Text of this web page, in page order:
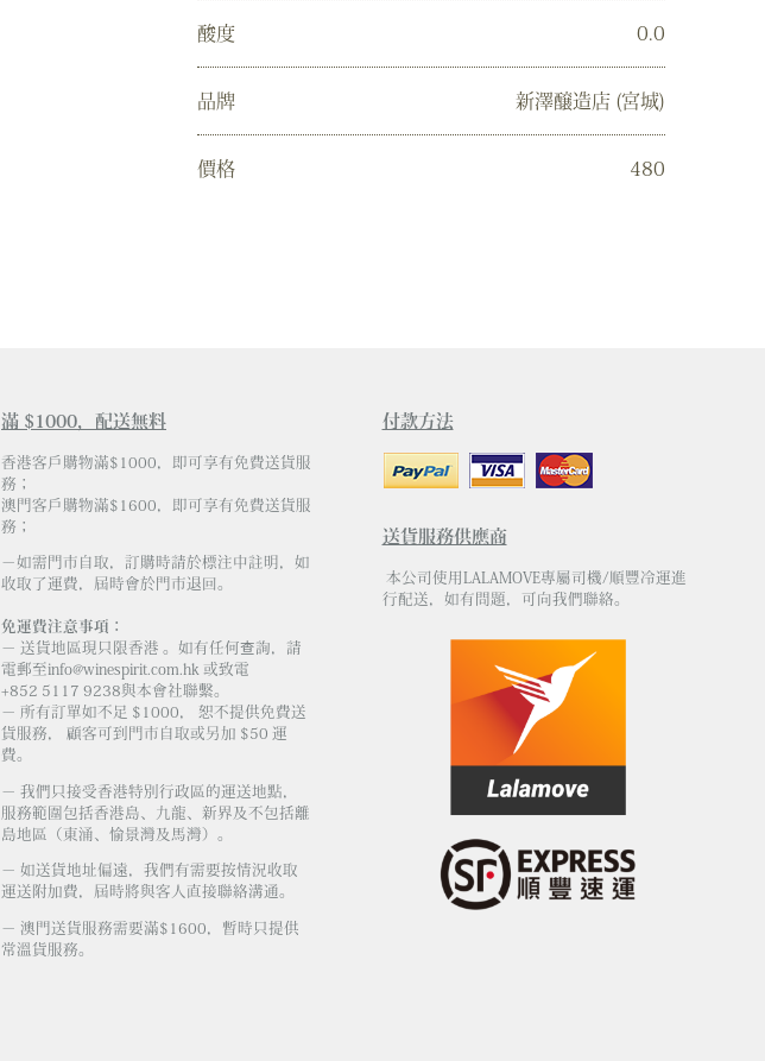
酸度 0.0
品牌 新澤醸造店 (宮城)
價格 480
滿 $1000，配送無料
香港客戶購物滿$1000，即可享有免費送貨服
務；
澳門客戶購物滿$1600，即可享有免費送貨服
務；
－如需門市自取，訂購時請於標注中註明，如
收取了運費，屆時會於門市退回。
免運費注意事項：
－ 送貨地區現只限香港 。如有任何查詢，請
電郵至info@winespirit.com.hk 或致電
+852 5117 9238與本會社聯繫。
－ 所有訂單如不足 $1000， 恕不提供免費送
貨服務， 顧客可到門市自取或另加 $50 運
費。
－ 我們只接受香港特別行政區的運送地點，
服務範圍包括香港島、九龍、新界及不包括離
島地區（東涌、愉景灣及馬灣）。
－ 如送貨地址偏遠，我們有需要按情況收取
運送附加費，屆時將與客人直接聯絡溝通。
－ 澳門送貨服務需要滿$1600，暫時只提供
常溫貨服務。
付款方法
送貨服務供應商
本公司使用LALAMOVE專屬司機/順豐冷運進
行配送，如有問題，可向我們聯絡。